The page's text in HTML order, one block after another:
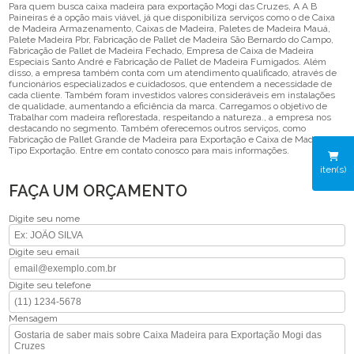
iten(s)
Para quem busca caixa madeira para exportação Mogi das Cruzes, A A B
Paineiras é a opção mais viável, já que disponibiliza serviços como o de Caixa
de Madeira Armazenamento, Caixas de Madeira, Paletes de Madeira Mauá,
Palete Madeira Pbr, Fabricação de Pallet de Madeira São Bernardo do Campo,
Fabricação de Pallet de Madeira Fechado, Empresa de Caixa de Madeira
Especiais Santo André e Fabricação de Pallet de Madeira Fumigados. Além
disso, a empresa também conta com um atendimento qualificado, através de
funcionários especializados e cuidadosos, que entendem a necessidade de
cada cliente. Também foram investidos valores consideráveis em instalações
de qualidade, aumentando a eficiência da marca. Carregamos o objetivo de
Trabalhar com madeira reflorestada, respeitando a natureza., a empresa nos
destacando no segmento. Também oferecemos outros serviços, como
Fabricação de Pallet Grande de Madeira para Exportação e Caixa de Madeira
Tipo Exportação. Entre em contato conosco para mais informações.
FAÇA UM ORÇAMENTO
Digite seu nome
Digite seu email
Digite seu telefone
Mensagem